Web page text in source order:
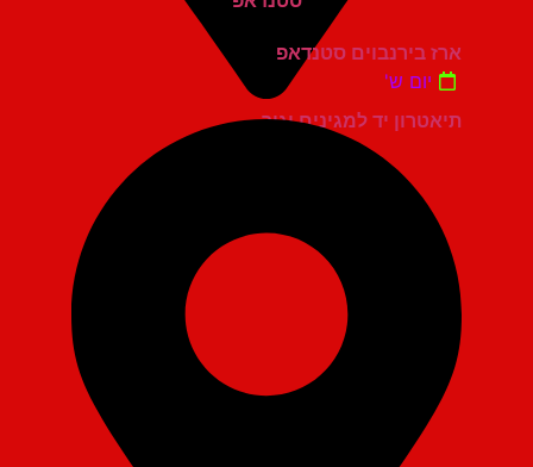
תיאטרון יד למגינים יגור
ארז בירנבוים סטנדאפ
יום ש'